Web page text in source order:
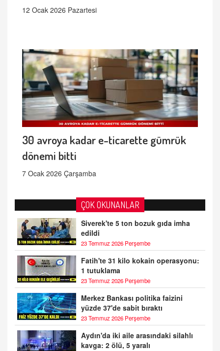
12 Ocak 2026 Pazartesi
30 avroya kadar e-ticarette gümrük
dönemi bitti
7 Ocak 2026 Çarşamba
ÇOK OKUNANLAR
Siverek'te 5 ton bozuk gıda imha
edildi
23 Temmuz 2026 Perşembe
Fatih'te 31 kilo kokain operasyonu:
1 tutuklama
23 Temmuz 2026 Perşembe
Merkez Bankası politika faizini
yüzde 37'de sabit bıraktı
23 Temmuz 2026 Perşembe
Aydın'da iki aile arasındaki silahlı
kavga: 2 ölü, 5 yaralı